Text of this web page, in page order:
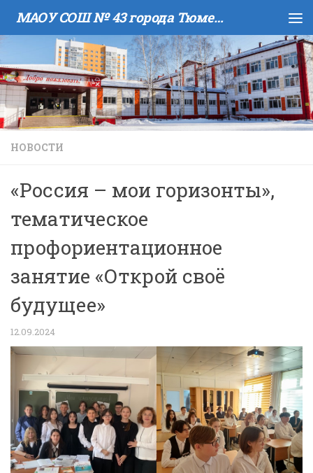
Skip to content МАОУ COШ № 43 города Тюмени имени В.И. Муравленко
НОВОСТИ
«Россия – мои горизонты»,
тематическое
профориентационное
занятие «Открой своё
будущее»
12.09.2024